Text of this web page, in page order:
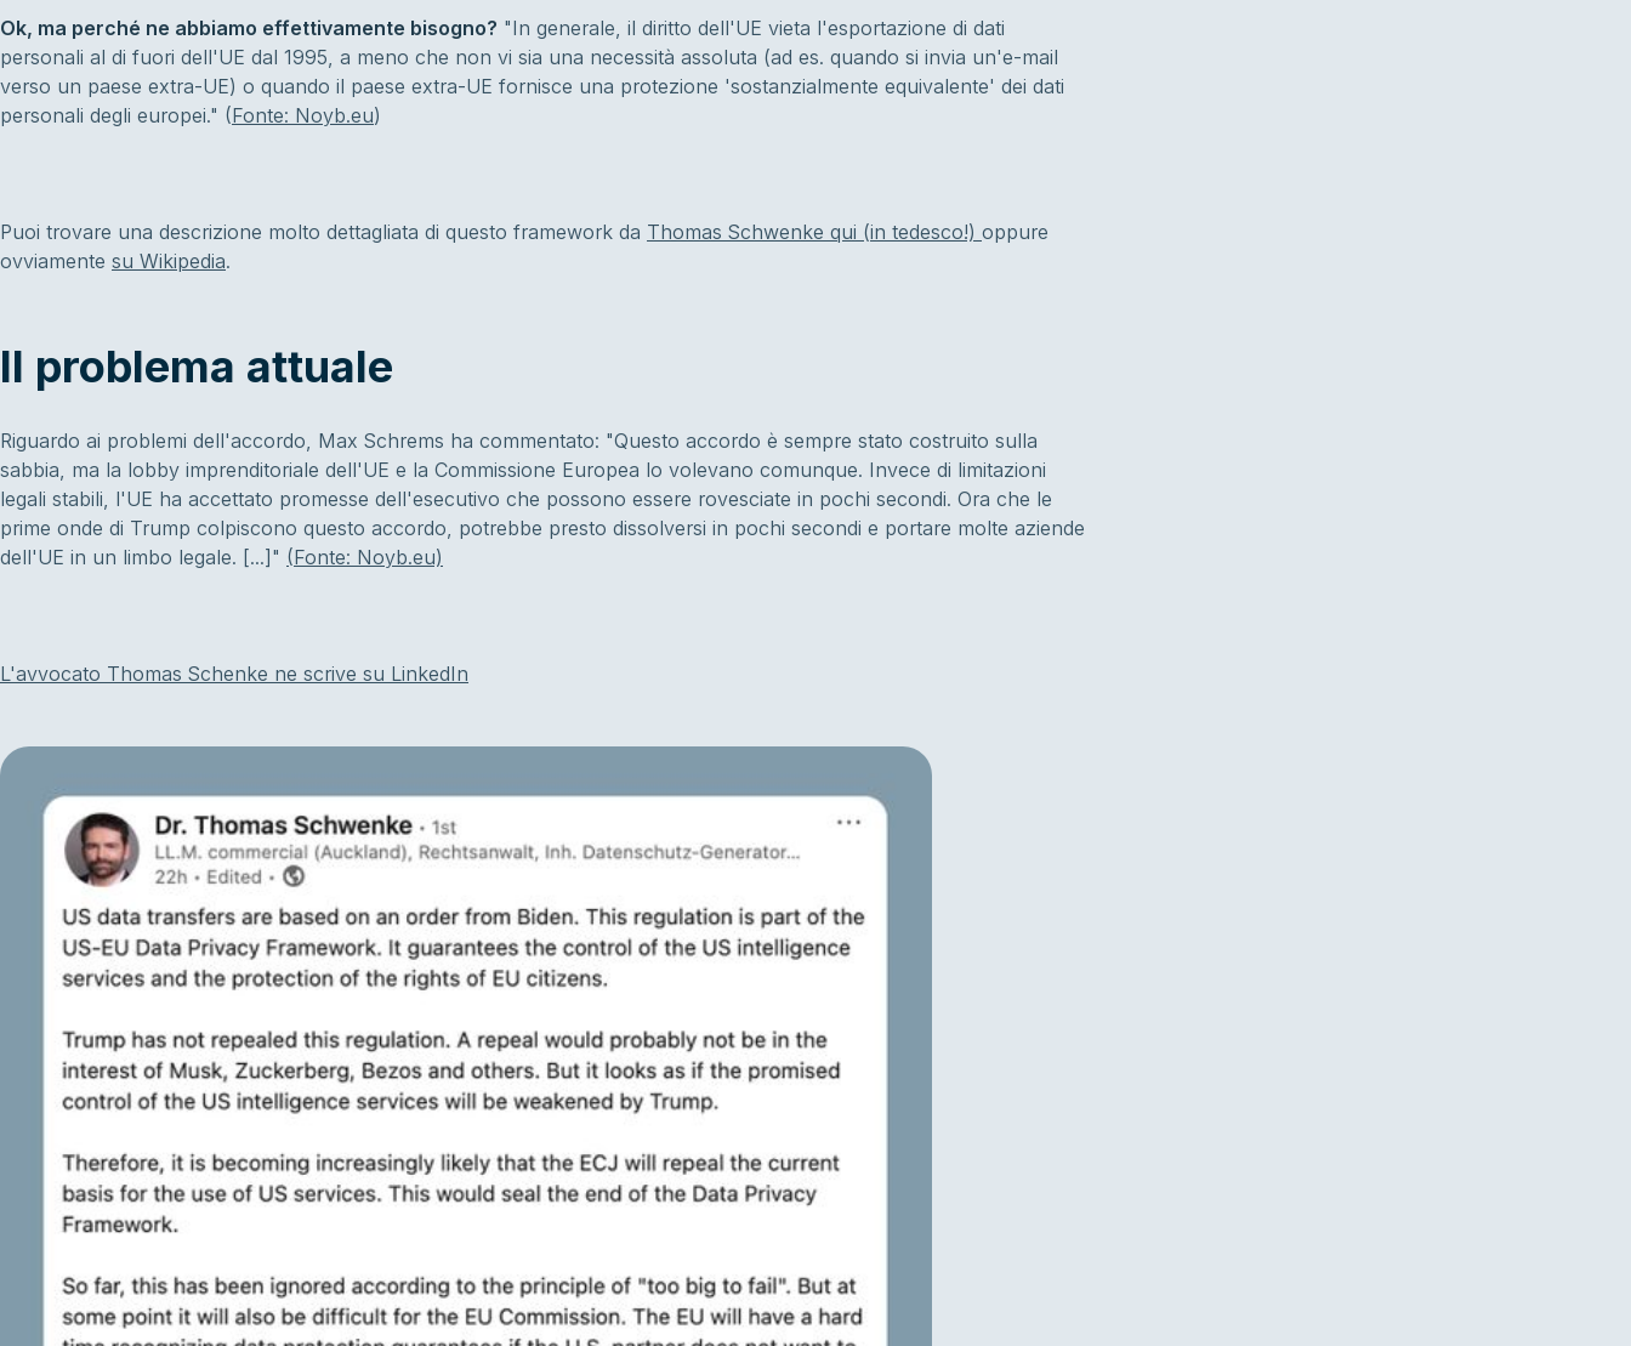
Ok, ma perché ne abbiamo effettivamente bisogno? "In generale, il diritto dell'UE vieta l'esportazione di dati
personali al di fuori dell'UE dal 1995, a meno che non vi sia una necessità assoluta (ad es. quando si invia un'e-mail
verso un paese extra-UE) o quando il paese extra-UE fornisce una protezione 'sostanzialmente equivalente' dei dati
personali degli europei." (Fonte: Noyb.eu)
Puoi trovare una descrizione molto dettagliata di questo framework da Thomas Schwenke qui (in tedesco!) oppure
ovviamente su Wikipedia.
Il problema attuale
Riguardo ai problemi dell'accordo, Max Schrems ha commentato: "Questo accordo è sempre stato costruito sulla
sabbia, ma la lobby imprenditoriale dell'UE e la Commissione Europea lo volevano comunque. Invece di limitazioni
legali stabili, l'UE ha accettato promesse dell'esecutivo che possono essere rovesciate in pochi secondi. Ora che le
prime onde di Trump colpiscono questo accordo, potrebbe presto dissolversi in pochi secondi e portare molte aziende
dell'UE in un limbo legale. [...]" (Fonte: Noyb.eu)
L'avvocato Thomas Schenke ne scrive su LinkedIn